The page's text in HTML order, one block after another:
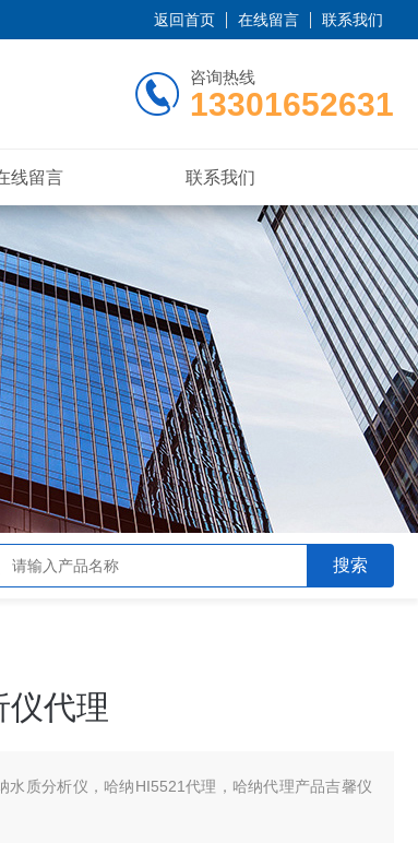
返回首页 在线留言 联系我们
咨询热线
13301652631
线留言 联系我们
代理
水质分析仪，哈纳HI5521代理，哈纳代理产品吉馨仪